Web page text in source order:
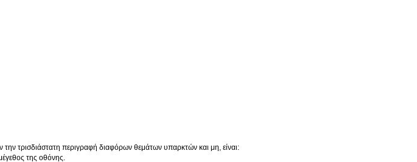
τρισδιάστατη περιγραφή διαφόρων θεμάτων υπαρκτών και μη, είναι:
της οθόνης.